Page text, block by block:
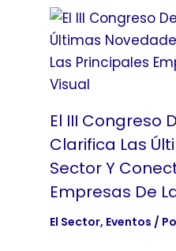
El III Congreso
Clarifica Las
Sector Y
Empresas De
El Sector, Eventos /